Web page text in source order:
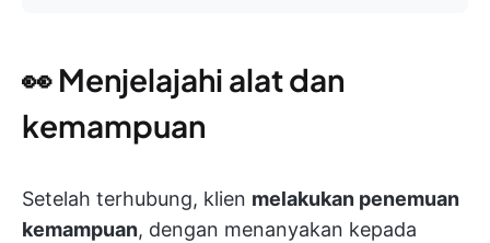
👀 Menjelajahi alat dan
kemampuan
Setelah terhubung, klien melakukan penemuan
kemampuan, dengan menanyakan kepada